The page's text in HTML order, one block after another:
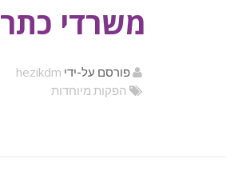
משרדי כתר
פורסם על-ידי hezikdm
הפקות מיוחדות